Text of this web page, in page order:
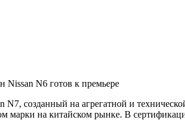
созданный на агрегатной и
на китайском рынке. В